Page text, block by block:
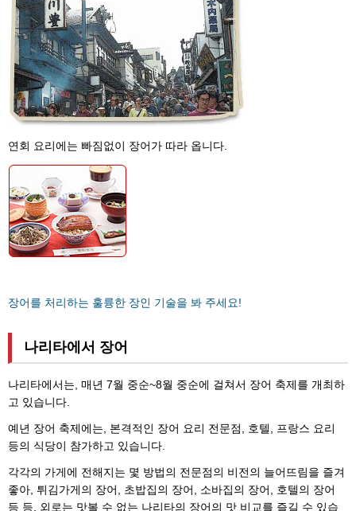
연회 요리에는 빠짐없이 장어가 따라 옵니다.
장어를 처리하는 훌륭한 장인 기술을 봐 주세요!
나리타에서 장어
나리타에서는, 매년 7월 중순~8월 중순에 걸쳐서 장어 축제를 개최하
고 있습니다.
예년 장어 축제에는, 본격적인 장어 요리 전문점, 호텔, 프랑스 요리
등의 식당이 참가하고 있습니다.
각각의 가게에 전해지는 몇 방법의 전문점의 비전의 늘어뜨림을 즐겨
좋아, 튀김가게의 장어, 초밥집의 장어, 소바집의 장어, 호텔의 장어
등 등, 외로는 맛볼 수 없는 나리타의 장어의 맛 비교를 즐길 수 있습